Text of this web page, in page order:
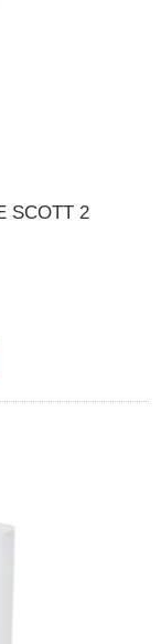
SCOTT 2